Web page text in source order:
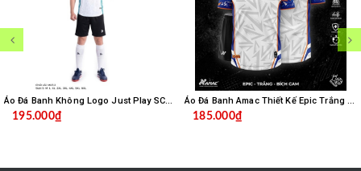
Áo Đá Banh Không Logo Just Play SC04 - Trắng
195.000₫
Áo Đá Banh Amac Thiết Kế Epic Trắng Bích
185.000₫